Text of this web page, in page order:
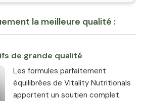
la meilleure qualité :
de grande qualité
Les formules parfaitement
équilibrées de Vitality Nutritionals
apportent un soutien complet.